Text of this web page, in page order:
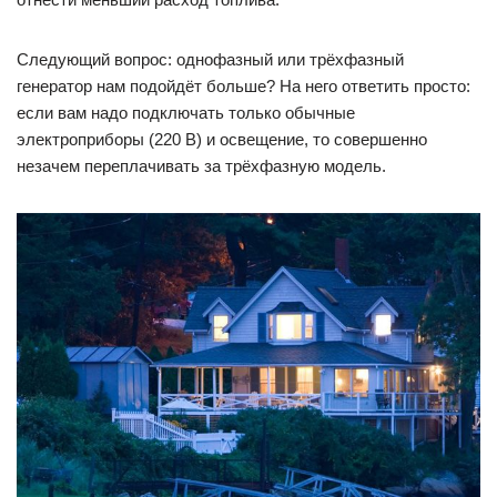
Следующий вопрос: однофазный или трёхфазный
генератор нам подойдёт больше? На него ответить просто:
если вам надо подключать только обычные
электроприборы (220 В) и освещение, то совершенно
незачем переплачивать за трёхфазную модель.